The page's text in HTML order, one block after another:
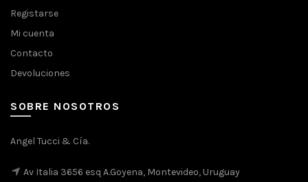
Registarse
Mi cuenta
Contacto
Devoluciones
SOBRE NOSOTROS
Angel Tucci & Cía.
Av Italia 3656 esq A.Goyena, Montevideo, Uruguay